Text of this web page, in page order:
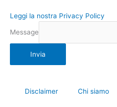
Leggi la nostra Privacy Policy
Message
Invia
Disclaimer Chi siamo